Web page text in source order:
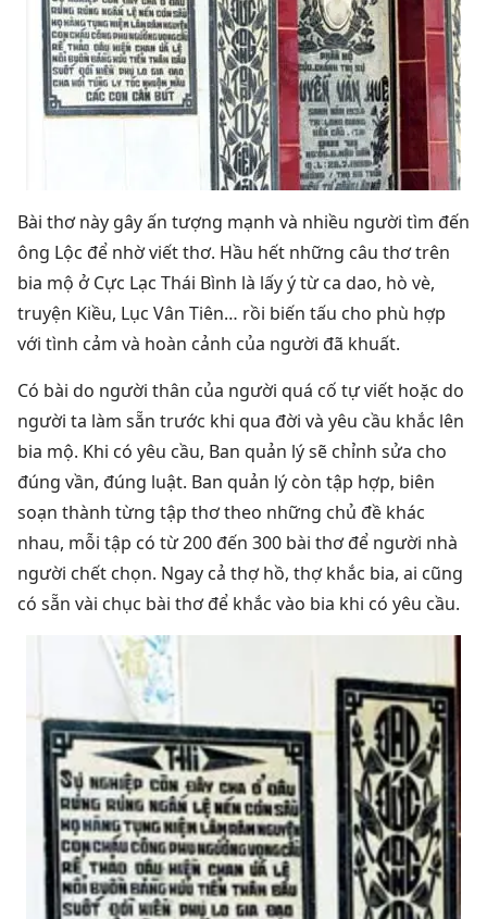
Bài thơ này gây ấn tượng mạnh và nhiều người tìm đến
ông Lộc để nhờ viết thơ. Hầu hết những câu thơ trên
bia mộ ở Cực Lạc Thái Bình là lấy ý từ ca dao, hò vè,
truyện Kiều, Lục Vân Tiên… rồi biến tấu cho phù hợp
với tình cảm và hoàn cảnh của người đã khuất.
Có bài do người thân của người quá cố tự viết hoặc do
người ta làm sẵn trước khi qua đời và yêu cầu khắc lên
bia mộ. Khi có yêu cầu, Ban quản lý sẽ chỉnh sửa cho
đúng vần, đúng luật. Ban quản lý còn tập hợp, biên
soạn thành từng tập thơ theo những chủ đề khác
nhau, mỗi tập có từ 200 đến 300 bài thơ để người nhà
người chết chọn. Ngay cả thợ hồ, thợ khắc bia, ai cũng
có sẵn vài chục bài thơ để khắc vào bia khi có yêu cầu.